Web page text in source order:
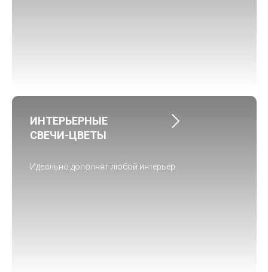
ИНТЕРЬЕРНЫЕ
СВЕЧИ-ЦВЕТЫ
Идеально дополнят любой интерьер.